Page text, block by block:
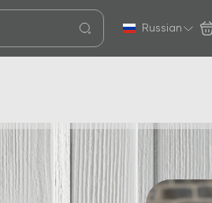
Russian